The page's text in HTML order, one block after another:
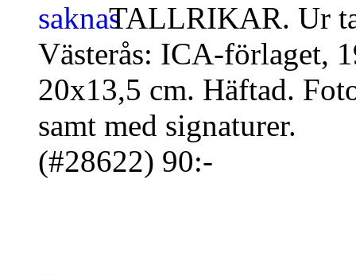
TALLRIKAR. Ur
Västerås: ICA-förlaget,
20x13,5 cm. Häftad.
samt med signaturer.
(#28622) 90:-